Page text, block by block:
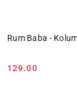
Rum Baba -
Cena:
129.00